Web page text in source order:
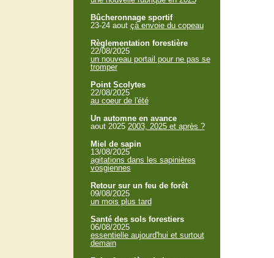
Bûcheronnage sportif
23-24 aout çà envoie du copeau
Règlementation forestière
22/08/2025
un nouveau portail pour ne pas se
tromper
Point Scolytes
22/08/2025
au coeur de l'été
Un automne en avance
aout 2025 2003, 2025 et après ?
Miel de sapin
13/08/2025
agitations dans les sapinières
vosgiennes
Retour sur un feu de forêt
09/08/2025
un mois plus tard
Santé des sols forestiers
06/08/2025
essentielle aujourd'hui et surtout
demain